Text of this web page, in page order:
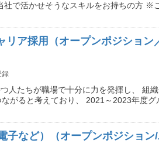
社で活かせそうなスキルをお持ちの方 ※
リア採用（オープンポジション
録
人たちが職場で十分に力を発揮し、 組
がると考えており、 2021～2023年度グ
子など）（オープンポジション